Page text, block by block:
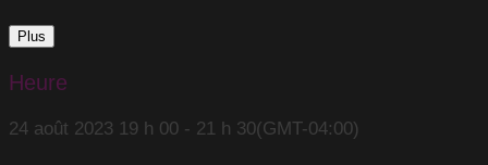
Plus
Heure
24 août 2023 19 h 00 - 21 h 30(GMT-04:00)